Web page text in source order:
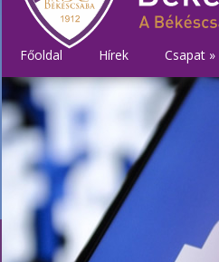
Főoldal Hírek Csapat »